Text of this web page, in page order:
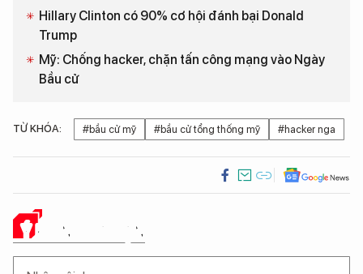
Hillary Clinton có 90% cơ hội đánh bại Donald
Trump
Mỹ: Chống hacker, chặn tấn công mạng vào Ngày
Bầu cử
TỪ KHÓA: #bầu cử mỹ #bầu cử tổng thống mỹ #hacker nga
Ý KIẾN CỦA BẠN